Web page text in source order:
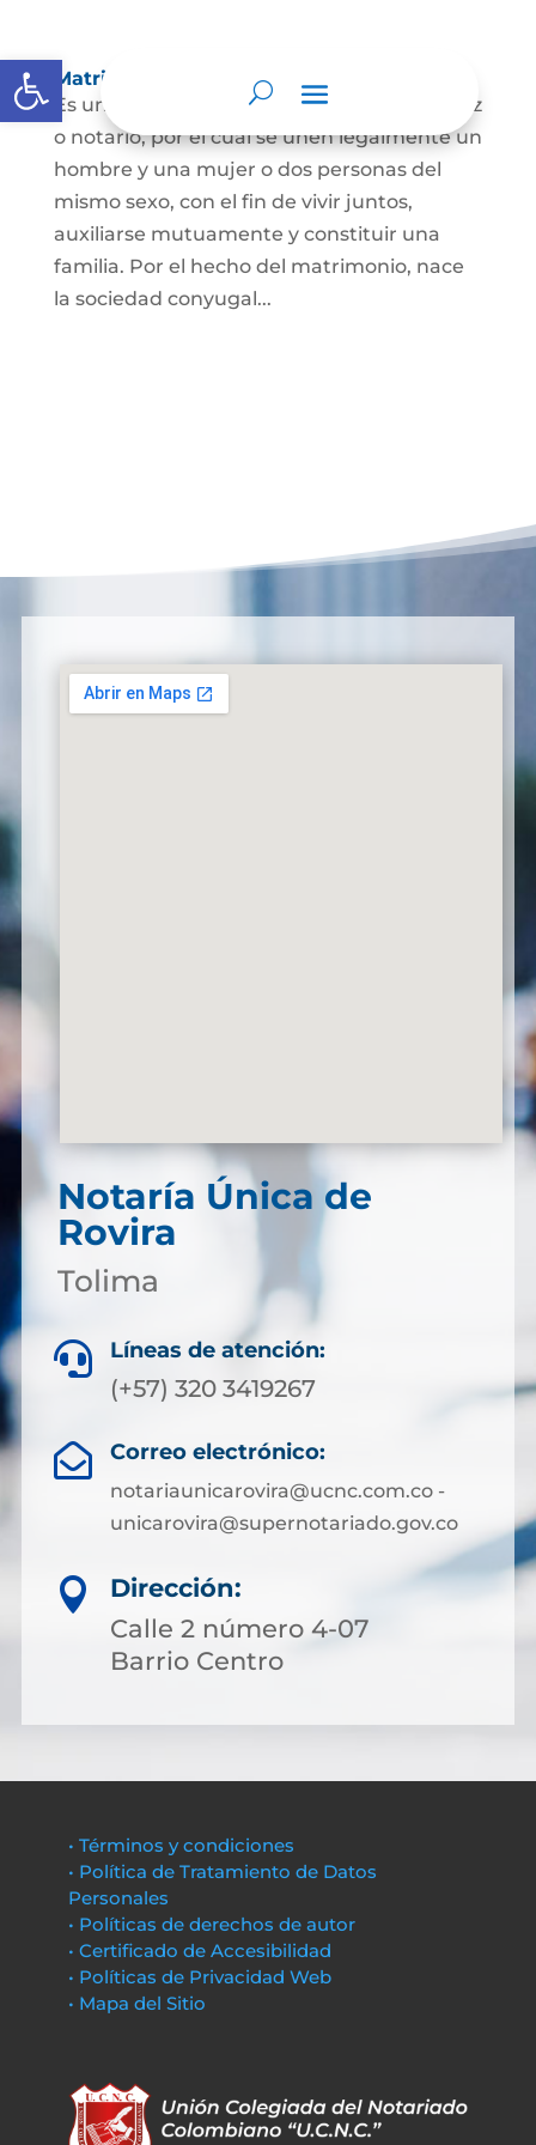
Abrir barra de herramientas
Matrimonio Civil
Es un contrato solemne celebrado ante juez
o notario, por el cual se unen legalmente un
hombre y una mujer o dos personas del
mismo sexo, con el fin de vivir juntos,
auxiliarse mutuamente y constituir una
familia. Por el hecho del matrimonio, nace
la sociedad conyugal...
Notaría Única de
Rovira
Tolima
 Líneas de atención:
(+57) 320 3419267
 Correo electrónico:
notariaunicarovira@ucnc.com.co -
unicarovira@supernotariado.gov.co

Dirección:
Calle 2 número 4-07
Barrio Centro
• Términos y condiciones
• Política de Tratamiento de Datos
Personales
• Políticas de derechos de autor
• Certificado de Accesibilidad
• Políticas de Privacidad Web
• Mapa del Sitio